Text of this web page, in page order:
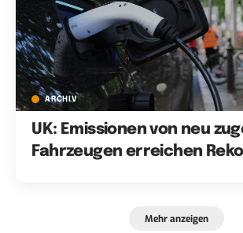
ARCHIV
UK: Emissionen von neu
Fahrzeugen erreichen
Mehr anzeigen